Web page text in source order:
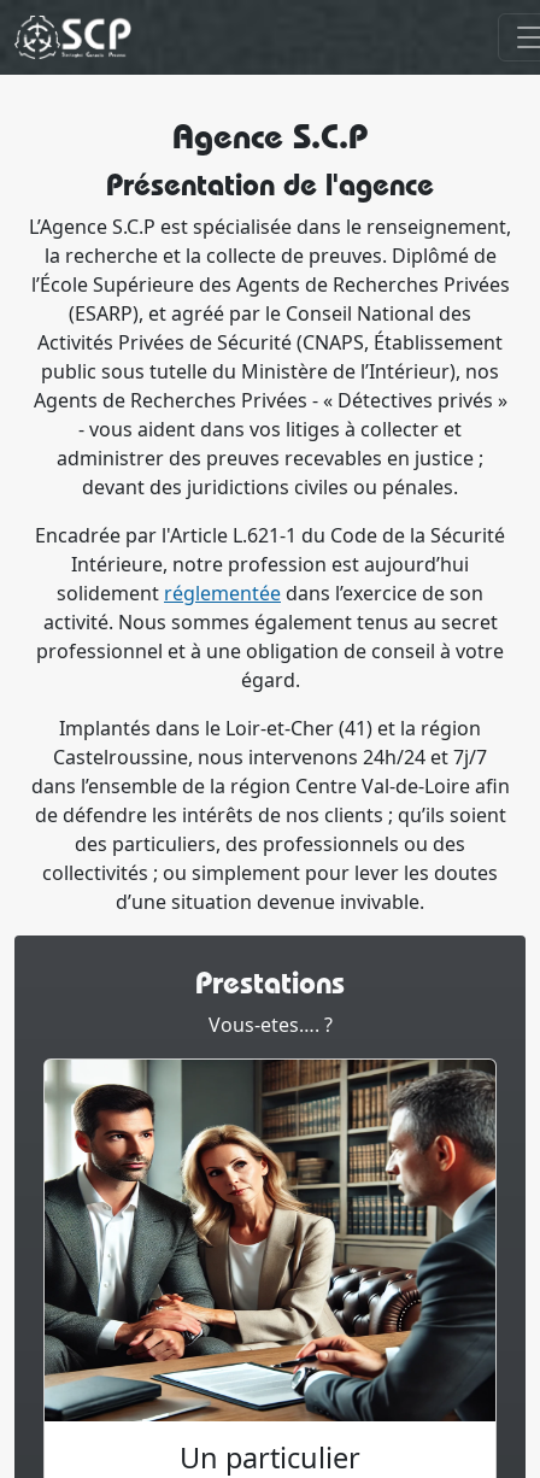
Agence S.C.P
Présentation de l'agence
L’Agence S.C.P est spécialisée dans le renseignement,
la recherche et la collecte de preuves. Diplômé de
l’École Supérieure des Agents de Recherches Privées
(ESARP), et agréé par le Conseil National des
Activités Privées de Sécurité (CNAPS, Établissement
public sous tutelle du Ministère de l’Intérieur), nos
Agents de Recherches Privées - « Détectives privés »
- vous aident dans vos litiges à collecter et
administrer des preuves recevables en justice ;
devant des juridictions civiles ou pénales.
Encadrée par l'Article L.621-1 du Code de la Sécurité
Intérieure, notre profession est aujourd’hui
solidement réglementéedans l’exercice de son
activité. Nous sommes également tenus au secret
professionnel et à une obligation de conseil à votre
égard.
Implantés dans le Loir-et-Cher (41) et la région
Castelroussine, nous intervenons 24h/24 et 7j/7
dans l’ensemble de la région Centre Val-de-Loire afin
de défendre les intérêts de nos clients ; qu’ils soient
des particuliers, des professionnels ou des
collectivités ; ou simplement pour lever les doutes
d’une situation devenue invivable.
Prestations
Vous-etes…. ?
Un particulier